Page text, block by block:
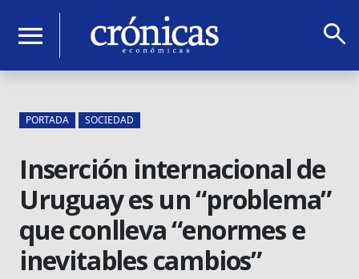
menu search
PORTADA SOCIEDAD
Inserción internacional de
Uruguay es un “problema”
que conlleva “enormes e
inevitables cambios”